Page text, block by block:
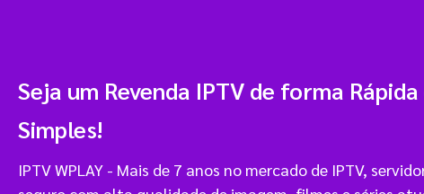
Seja um Revenda IPTV de forma Rápida
Simples!
IPTV WPLAY - Mais de 7 anos no mercado de IPTV,